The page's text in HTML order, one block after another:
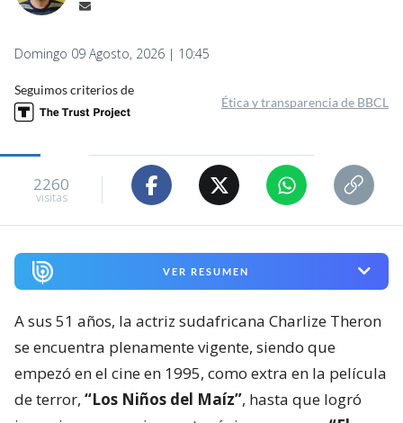
Domingo 09 Agosto, 2026 | 10:45
Seguimos criterios de
Ética y transparencia de BBCL
2260
visitas
VER RESUMEN
A sus 51 años, la actriz sudafricana Charlize Theron
se encuentra plenamente vigente, siendo que
empezó en el cine en 1995, como extra en la película
de terror, “Los Niños del Maíz”, hasta que logró